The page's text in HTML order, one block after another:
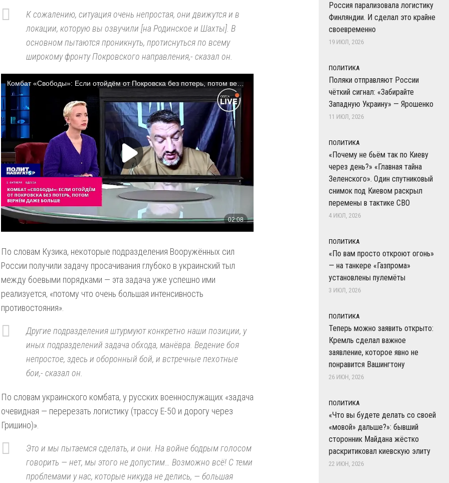
К сожалению, ситуация очень непростая, они движутся и в
локации, которую вы озвучили [на Родинское и Шахты]. В
основном пытаются проникнуть, протиснуться по всему
широкому фронту Покровского направления,- сказал он.
По словам Кузика, некоторые подразделения Вооружённых сил
России получили задачу просачивания глубоко в украинский тыл
между боевыми порядками — эта задача уже успешно ими
реализуется, «потому что очень большая интенсивность
противостояния».
Другие подразделения штурмуют конкретно наши позиции, у
иных подразделений задача обхода, манёвра. Ведение боя
непростое, здесь и оборонный бой, и встречные пехотные
бои,- сказал он.
По словам украинского комбата, у русских военнослужащих «задача
очевидная — перерезать логистику (трассу Е-50 и дорогу через
Гришино)».
Это и мы пытаемся сделать, и они. На войне бодрым голосом
говорить — нет, мы этого не допустим… Возможно всё! С теми
проблемами у нас, которые никуда не делись, — большая
Россия парализовала логистику
Финляндии. И сделал это крайне
своевременно
19 ИЮЛ, 2026
ПОЛИТИКА
Поляки отправляют России
чёткий сигнал: «Забирайте
Западную Украину» — Ярошенко
11 ИЮЛ, 2026
ПОЛИТИКА
«Почему не бьём так по Киеву
через день?» «Главная тайна
Зеленского». Один спутниковый
снимок под Киевом раскрыл
перемены в тактике СВО
4 ИЮЛ, 2026
ПОЛИТИКА
«По вам просто откроют огонь»
— на танкере «Газпрома»
установлены пулемёты
3 ИЮЛ, 2026
ПОЛИТИКА
Теперь можно заявить открыто:
Кремль сделал важное
заявление, которое явно не
понравится Вашингтону
26 ИЮН, 2026
ПОЛИТИКА
«Что вы будете делать со своей
«мовой» дальше?»: бывший
сторонник Майдана жёстко
раскритиковал киевскую элиту
22 ИЮН, 2026